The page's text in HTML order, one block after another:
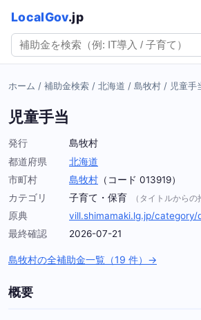
LocalGov.jp
ホーム / 補助金検索 / 北海道 / 島牧村 / 児童手
児童手当
発行
島牧村
都道府県
北海道
市町村
島牧村 （コード 013919）
カテゴリ
子育て・保育 （タイトルからの
原典
vill.shimamaki.lg.jp/category/
最終確認
2026-07-21
島牧村の全補助金一覧（19 件）→
概要